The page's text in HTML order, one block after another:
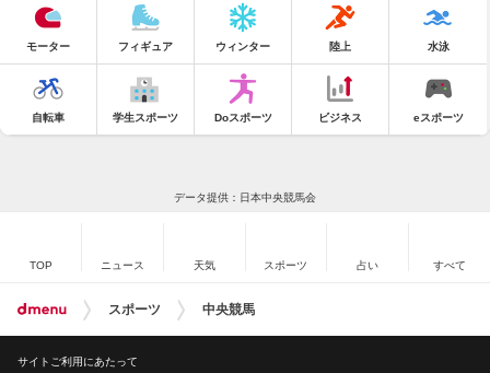
モーター フィギュア ウィンター 陸上 水泳
自転車 学生スポーツ Doスポーツ ビジネス eスポーツ
データ提供：日本中央競馬会
TOP ニュース 天気 スポーツ 占い すべて
スポーツ 中央競馬
サイトご利用にあたって